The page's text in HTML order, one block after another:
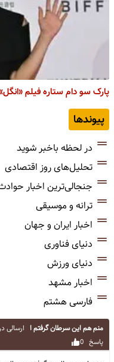
پارک سو دام ستاره فیلم
پیوندها
در لحظه باخبر شوید
تحلیل‌های روز اقتصادی
جنجالی‌ترین اخبار
ترانه و موسیقی
اخبار ایران و جهان
دنیای فناوری
دنیای ورزش
اخبار مشهد
فارسی هشتم
منم هم این سرطان گرفتم ا ارسالی
پاسخ 0